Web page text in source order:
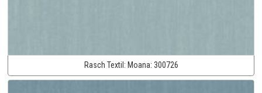
Rasch Textil: Moana: 300726